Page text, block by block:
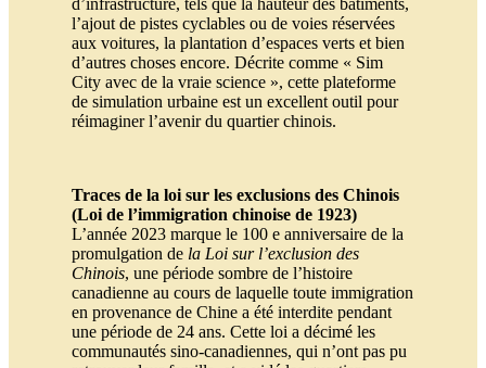
d’infrastructure, tels que la hauteur des bâtiments,
l’ajout de pistes cyclables ou de voies réservées
aux voitures, la plantation d’espaces verts et bien
d’autres choses encore. Décrite comme « Sim
City avec de la vraie science », cette plateforme
de simulation urbaine est un excellent outil pour
réimaginer l’avenir du quartier chinois.
Traces de la loi sur les exclusions des Chinois
(Loi de l’immigration chinoise de 1923)
L’année 2023 marque le 100 e anniversaire de la
promulgation de la Loi sur l’exclusion des
Chinois, une période sombre de l’histoire
canadienne au cours de laquelle toute immigration
en provenance de Chine a été interdite pendant
une période de 24 ans. Cette loi a décimé les
communautés sino-canadiennes, qui n’ont pas pu